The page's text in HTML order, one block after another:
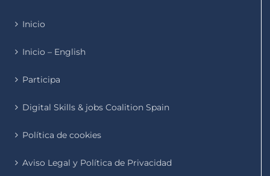
Inicio
Inicio – English
Participa
Digital Skills & jobs Coalition Spain
Política de cookies
Aviso Legal y Política de Privacidad